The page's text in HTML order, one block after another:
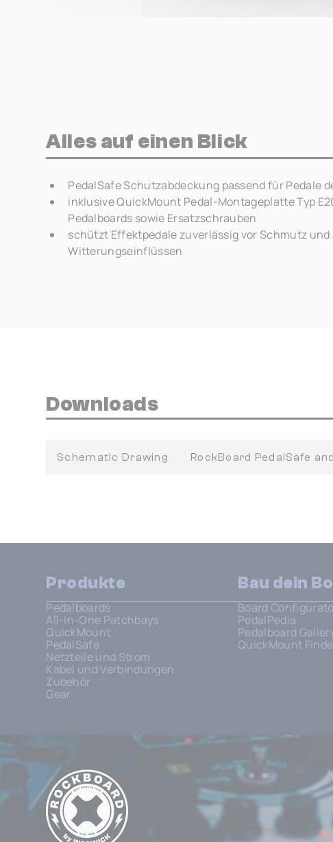
Alles auf einen Blick
PedalSafe Schutzabdeckung passend für Pedale
inklusive QuickMount Pedal-Montageplatte Typ
Pedalboards sowie Ersatzschrauben
schützt Effektpedale zuverlässig vor Schmutz und
Witterungseinflüssen
Downloads
Schematic Drawing RockBoard PedalSafe
Produkte
Pedalboards
All-In-One Patchbays
QuickMount
PedalSafe
Netzteile und Strom
Kabel und Verbindungen
Zubehör
Gear
Bau dein
Board
PedalPedia
Pedalboard
QuickMount